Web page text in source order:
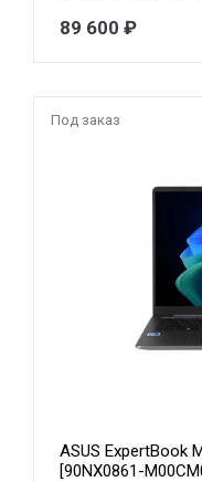
OS}
89 600 ₽
Под заказ
ASUS ExpertBook
[90NX0861-